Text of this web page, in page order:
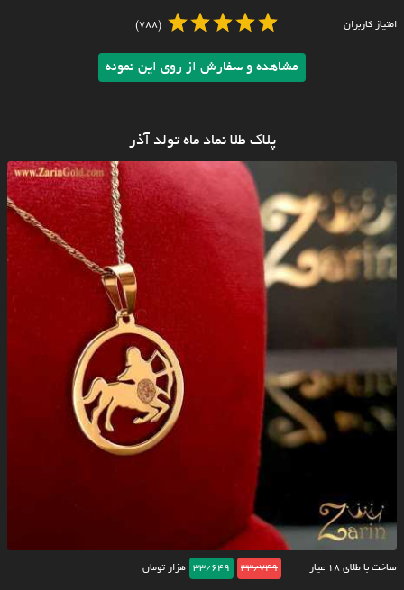
امتیاز کاربران (788)
مشاهده و سفارش از روی این نمونه
پلاک طلا نماد ماه تولد آذر
ساخت با طلای ۱۸ عیار 33/749
33/649 هزار تومان